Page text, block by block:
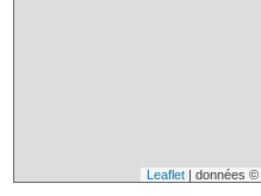
Leaflet| données ©